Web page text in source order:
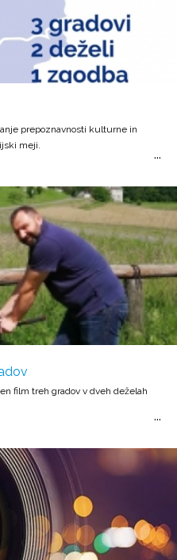
prepoznavnosti kulturne in
meji.
film treh gradov v dveh deželah